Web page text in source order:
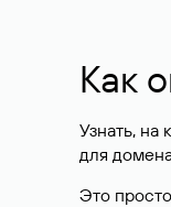
Как
Узнать,
для
Это